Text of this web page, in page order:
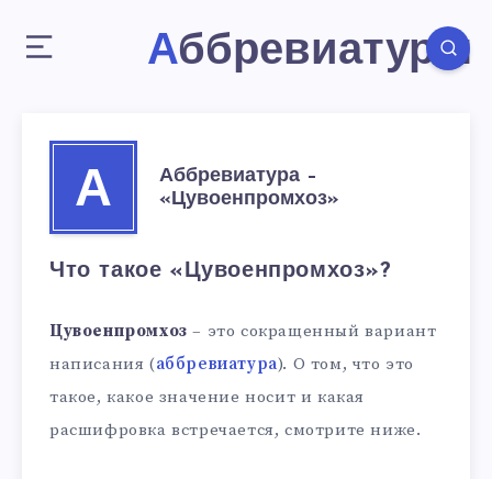
Аббревиатуры
А
Аббревиатура –
«Цувоенпромхоз»
Что такое «Цувоенпромхоз»?
Цувоенпромхоз – это сокращенный вариант
написания (аббревиатура). О том, что это
такое, какое значение носит и какая
расшифровка встречается, смотрите ниже.